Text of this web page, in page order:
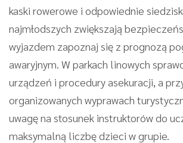
kaski rowerowe i odpowiednie
najmłodszych zwiększają
wyjazdem zapoznaj się z prognozą
awaryjnym. W parkach linowych
urządzeń i procedury asekuracji, a
organizowanych wyprawach
uwagę na stosunek instruktorów do
maksymalną liczbę dzieci w grupie.